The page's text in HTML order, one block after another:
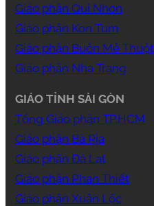
Giáo phận Qui Nhơn
Giáo phận Kon Tum
Giáo phận Buôn Mê Thuột
Giáo phận Nha Trang
GIÁO TỈNH SÀI GÒN
Tổng Giáo phận TP.HCM
Giáo phận Bà Rịa
Giáo phận Đà Lạt
Giáo phận Phan Thiết
Giáo phận Xuân Lộc